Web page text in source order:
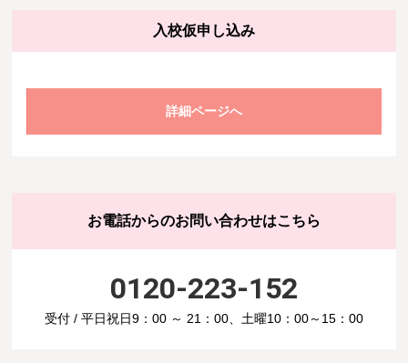
入校仮申し込み
詳細ページへ
お電話からのお問い合わせはこちら
0120-223-152
受付 / 平日祝日9：00 ～ 21：00、土曜10：00～15：00